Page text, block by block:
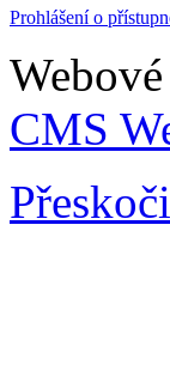
Prohlášení o
CMS